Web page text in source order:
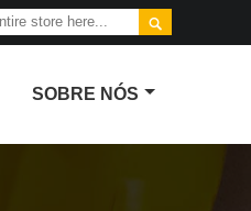

SOBRE NÓS